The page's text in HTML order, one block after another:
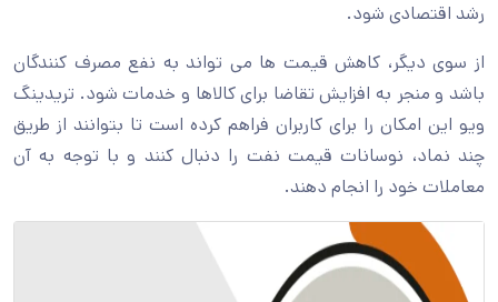
رشد اقتصادی شود.
از سوی دیگر، کاهش قیمت ها می تواند به نفع مصرف کنندگان
باشد و منجر به افزایش تقاضا برای کالاها و خدمات شود. تریدینگ
ویو این امکان را برای کاربران فراهم کرده است تا بتوانند از طریق
چند نماد، نوسانات قیمت نفت را دنبال کنند و با توجه به آن
معاملات خود را انجام دهند.